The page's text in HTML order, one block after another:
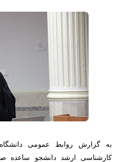
به گزارش روابط عمومی
کارشناسی ارشد دانشجو ساعده